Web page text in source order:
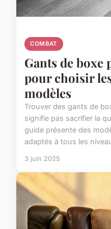
COMBAT
Gants de boxe
pour choisir
modèles
Trouver des gants de
signifie pas sacrifier la
guide présente des
adaptés à tous les
3 juin 2025